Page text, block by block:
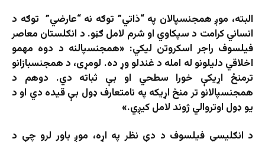
البته، موږ همجنسپالان په “ذاتي” توګه نه “عارضي” توګه د
انساني کرامت د سپکاوي او شرم لامل ګڼو. د انګلستان معاصر
فیلسوف راجر اسکروتن لیکي: «همجنسپالنه د دوه مهمو
اخلاقي دلیلونو له امله د غندلو وړ ده. لومړی، د همجنسبازانو
ترمنځ اړیکې خورا سطحي او بې ثباته دي. دوهم د
همجنسپالانو تر منځ اړیکه په نامتعارف ډول بې قیده دي او د
یو ډول اوتروالي ژوند لامل کیږي.»
د انګلیسي فیلسوف د دې نظر په اړه، موږ باور لرو چې د